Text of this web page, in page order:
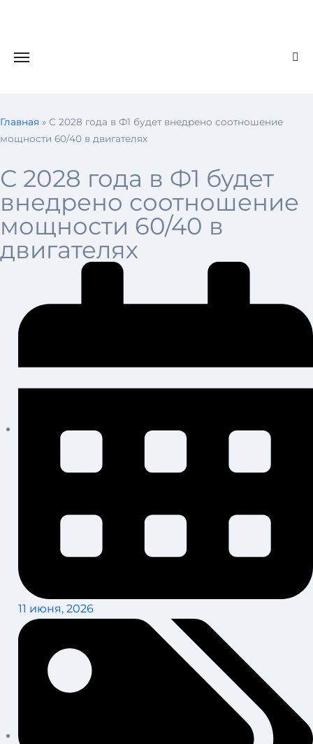
Главная » С 2028 года в Ф1 будет внедрено соотношение
мощности 60/40 в двигателях
С 2028 года в Ф1 будет
внедрено соотношение
мощности 60/40 в
двигателях
11 июня, 2026